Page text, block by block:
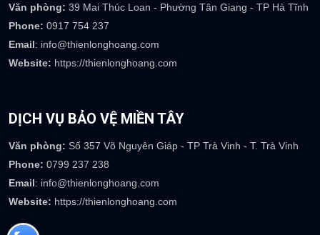
Văn phòng: 39 Mai Thúc Loan - Phường Tân Giang - TP Hà Tĩnh
Phone: 0917 754 237
Email: info@thienlonghoang.com
Website: https://thienlonghoang.com
DỊCH VỤ BẢO VỆ MIỀN TÂY
Văn phòng: Số 357 Võ Nguyên Giáp - TP Trà Vinh - T. Trà Vinh
Phone: 0799 237 238
Email: info@thienlonghoang.com
Website: https://thienlonghoang.com